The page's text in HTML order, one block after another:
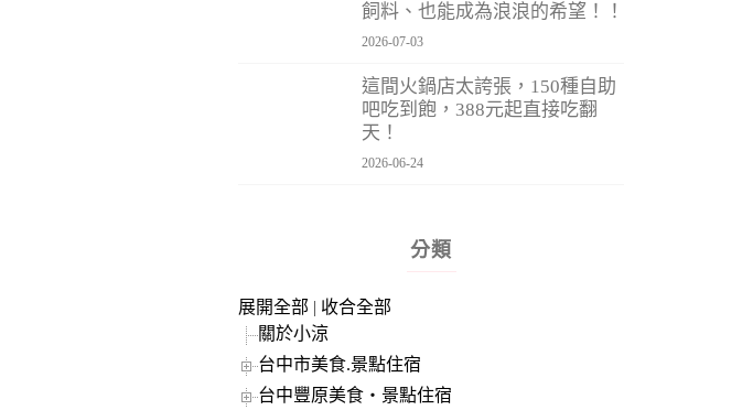
飼料、也能成為浪浪的希望！！
2026-07-03
這間火鍋店太誇張，150種自助
吧吃到飽，388元起直接吃翻
天！
2026-06-24
分類
展開全部 | 收合全部
關於小涼
台中市美食.景點住宿
台中豐原美食‧景點住宿